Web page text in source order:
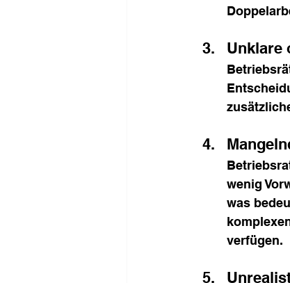
Unklare
wenig
was
verfügen.